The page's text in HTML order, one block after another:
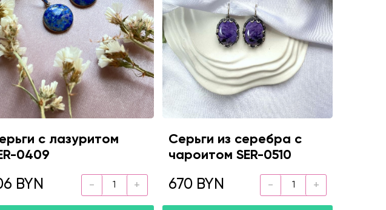
с лазуритом
0409
BYN
Серьги из серебра с
чароитом SER-0510
670 BYN